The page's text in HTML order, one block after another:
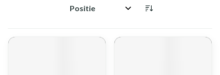
Sorteer op: